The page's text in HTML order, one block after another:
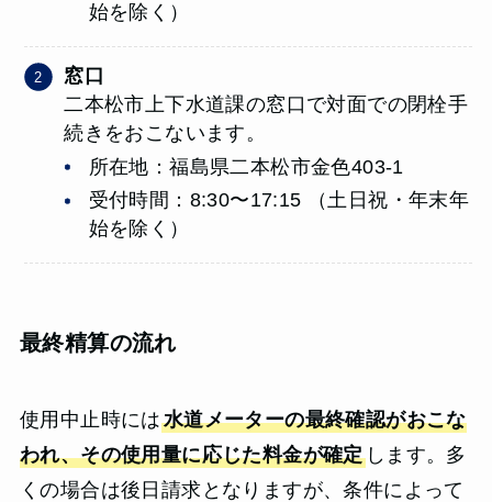
始を除く）
窓口
二本松市上下水道課の窓口で対面での閉栓手
続きをおこないます。
所在地：福島県二本松市金色403-1
受付時間：8:30〜17:15 （土日祝・年末年
始を除く）
最終精算の流れ
使用中止時には水道メーターの最終確認がおこな
われ、その使用量に応じた料金が確定します。多
くの場合は後日請求となりますが、条件によって